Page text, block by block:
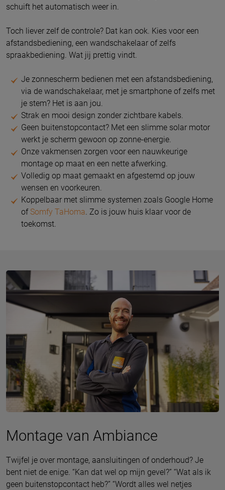
schuift het automatisch weer in.
Toch liever zelf de controle? Dat kan ook. Kies voor een
afstandsbediening, een wandschakelaar of zelfs
spraakbediening. Wat jij prettig vindt.
Je zonnescherm bedienen met een afstandsbediening,
via de wandschakelaar, met je smartphone of zelfs met
je stem? Het is aan jou.
Strak en mooi design zonder zichtbare kabels.
Geen buitenstopcontact? Met een slimme solar motor
werkt je scherm gewoon op zonne-energie.
Onze vakmensen zorgen voor een nauwkeurige
montage op maat en een nette afwerking.
Volledig op maat gemaakt en afgestemd op jouw
wensen en voorkeuren.
Koppelbaar met slimme systemen zoals Google Home
of Somfy TaHoma . Zo is jouw huis klaar voor de
toekomst.
Montage van Ambiance
Twijfel je over montage, aansluitingen of onderhoud? Je
bent niet de enige. “Kan dat wel op mijn gevel?” “Wat als ik
geen buitenstopcontact heb?” “Wordt alles wel netjes